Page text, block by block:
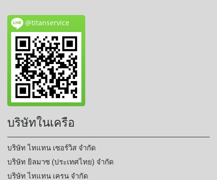
@titanservice
บริษัทในเครือ
บริษัท ไทแทน เซอร์วิส จำกัด
บริษัท ยิลมาซ (ประเทศไทย) จำกัด
บริษัท ไทแทน เครน จำกัด